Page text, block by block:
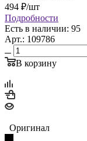
494 ₽/шт
Подробности
Есть в наличии: 95
Арт.: 109786
В корзину
Оригинал